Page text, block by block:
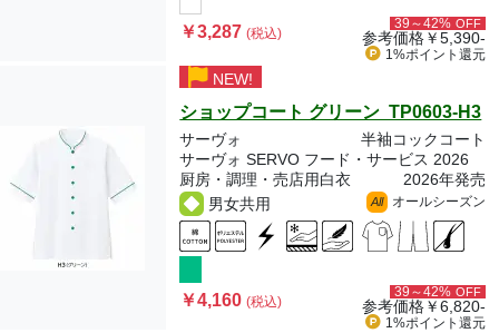
￥3,287(税込)
39～42% OFF
参考価格￥5,390-
1%ポイント 還元
NEW!
ショップコート グリーン TP0603-H3
サーヴォ
半袖コックコート
サーヴォ SERVO フード・サービス 2026
厨房・調理・売店用白衣
2026年発売
男女共用
All オールシーズン
￥4,160(税込)
39～42% OFF
参考価格￥6,820-
1%ポイント 還元